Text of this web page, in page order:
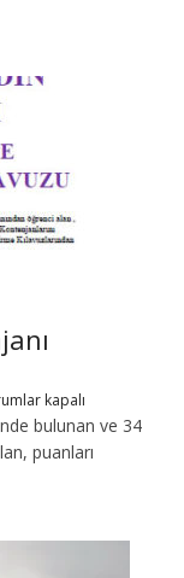
kapalı
bulunan ve 34
puanları